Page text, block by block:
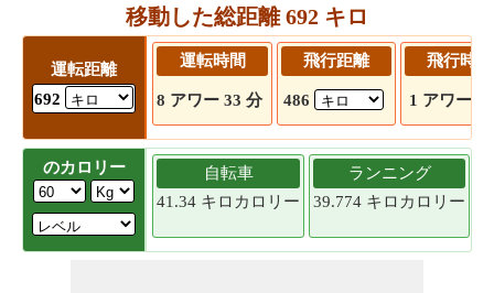
移動した総距離 692 キロ
運転距離
692
運転時間
8 アワー 33 分
飛行距離
486
飛行時間
1 アワー 6
のカロリー
自転車
41.34 キロカロリー
ランニング
39.774 キロカロリー